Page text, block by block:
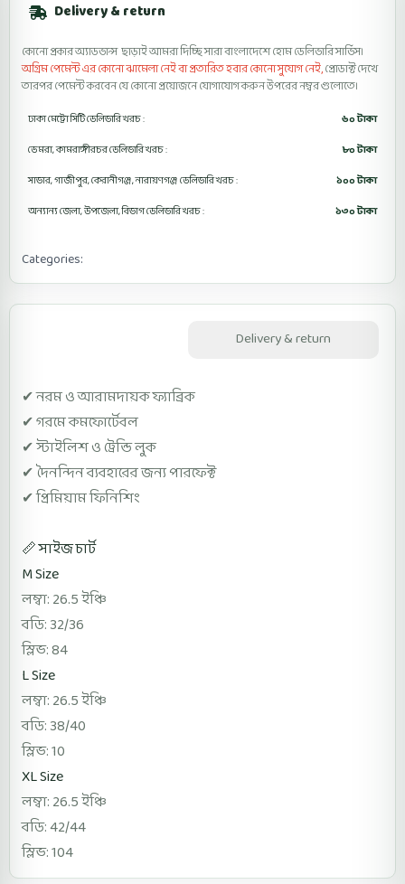
Delivery & return
কোনো প্রকার অ্যাডভান্স ছাড়াই আমরা দিচ্ছি সারা বাংলাদেশে হোম ডেলিভারি সার্ভিস।
অগ্রিম পেমেন্ট এর কোনো ঝামেলা নেই বা প্রতারিত হবার কোনো সুযোগ নেই,প্রোডাক্ট দেখে
তারপর পেমেন্ট করবেন যে কোনো প্রয়োজনে যোগাযোগ করুন উপরের নম্বর গুলোতে।
ঢাকা মেট্রো সিটি ডেলিভারি খরচ :
৬০ টাকা
ডেমরা, কামরাঙ্গীরচর ডেলিভারি খরচ :
৮০ টাকা
সাভার, গাজীপুর, কেরানীগঞ্জ, নারায়ণগঞ্জ ডেলিভারি খরচ :
১০০ টাকা
অন্যান্য জেলা, উপজেলা, বিভাগ ডেলিভারি খরচ :
১৩০ টাকা
Categories:
Delivery & return
✔ নরম ও আরামদায়ক ফ্যাব্রিক
✔ গরমে কমফোর্টেবল
✔ স্টাইলিশ ও ট্রেন্ডি লুক
✔ দৈনন্দিন ব্যবহারের জন্য পারফেক্ট
✔ প্রিমিয়াম ফিনিশিং
📏 সাইজ চার্ট
M Size
লম্বা: 26.5 ইঞ্চি
বডি: 32/36
স্লিভ: 84
L Size
লম্বা: 26.5 ইঞ্চি
বডি: 38/40
স্লিভ: 10
XL Size
লম্বা: 26.5 ইঞ্চি
বডি: 42/44
স্লিভ: 104